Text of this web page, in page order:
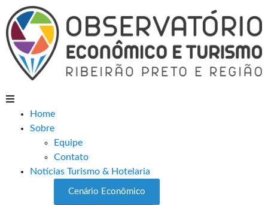
Home
Sobre
Equipe
Contato
Notícias Turismo & Hotelaria
Cenário Econômico